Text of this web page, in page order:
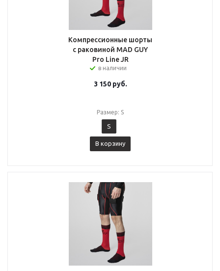
Компрессионные шорты
с раковиной MAD GUY
Pro Line JR
в наличии
3 150руб.
Размер: S
S
В корзину